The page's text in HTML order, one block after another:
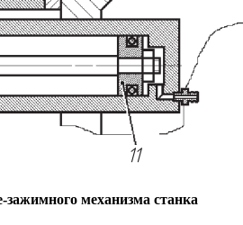
механизма станка